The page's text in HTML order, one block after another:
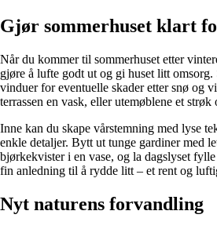
Gjør sommerhuset klart
Når du kommer til sommerhuset etter
gjøre å lufte godt ut og gi huset litt
vinduer for eventuelle skader etter snø og
terrassen en vask, eller utemøblene et
Inne kan du skape vårstemning med lyse
enkle detaljer. Bytt ut tunge gardiner med
bjørkekvister i en vase, og la dagslyset
fin anledning til å rydde litt – et rent og
Nyt naturens forvandling